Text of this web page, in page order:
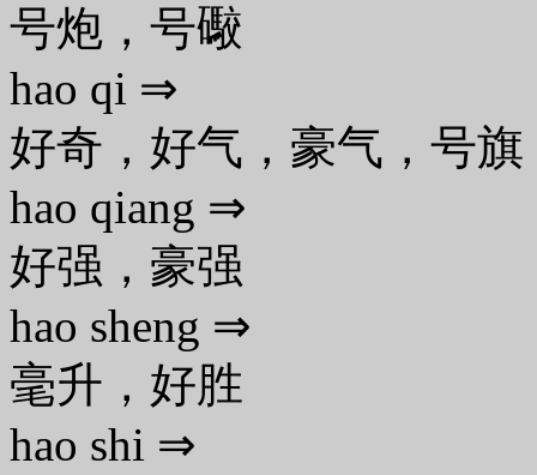
号炮，号礮
hao qi ⇒
好奇，好气，豪气，号旗
hao qiang ⇒
好强，豪强
hao sheng ⇒
毫升，好胜
hao shi ⇒